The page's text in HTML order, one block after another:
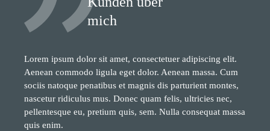
mich
Lorem ipsum dolor sit amet, consectetuer adipiscing elit.
Aenean commodo ligula eget dolor. Aenean massa. Cum
sociis natoque penatibus et magnis dis parturient montes,
nascetur ridiculus mus. Donec quam felis, ultricies nec,
pellentesque eu, pretium quis, sem. Nulla consequat massa
quis enim.